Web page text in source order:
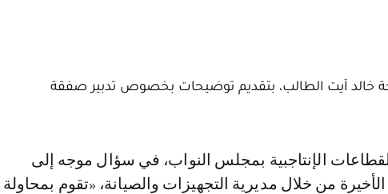
خالد آيت الطالب، بتقديم توضيحات بخصوص تدبير صفقة
من خلال مديرية التجهيزات والصيانة، «تقوم بمحاولة